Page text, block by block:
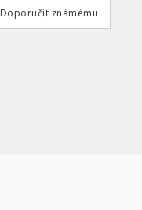
Doporučit známému